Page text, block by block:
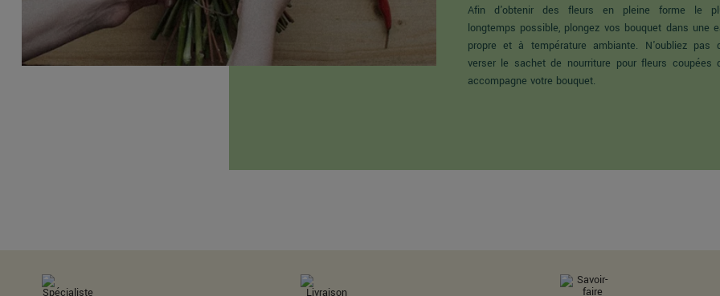
Afin d'obtenir des fleurs en pleine forme le
longtemps possible, plongez vos bouquet dans une
propre et à température ambiante. N'oubliez pas
verser le sachet de nourriture pour fleurs coupées
accompagne votre bouquet.